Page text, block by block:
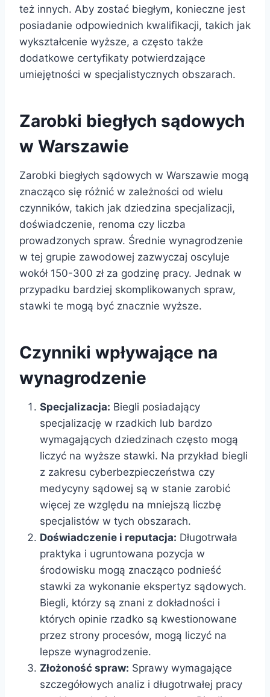
też innych. Aby zostać biegłym, konieczne jest
posiadanie odpowiednich kwalifikacji, takich jak
wykształcenie wyższe, a często także
dodatkowe certyfikaty potwierdzające
umiejętności w specjalistycznych obszarach.
Zarobki biegłych sądowych
w Warszawie
Zarobki biegłych sądowych w Warszawie mogą
znacząco się różnić w zależności od wielu
czynników, takich jak dziedzina specjalizacji,
doświadczenie, renoma czy liczba
prowadzonych spraw. Średnie wynagrodzenie
w tej grupie zawodowej zazwyczaj oscyluje
wokół 150-300 zł za godzinę pracy. Jednak w
przypadku bardziej skomplikowanych spraw,
stawki te mogą być znacznie wyższe.
Czynniki wpływające na
wynagrodzenie
Specjalizacja: Biegli posiadający
specjalizację w rzadkich lub bardzo
wymagających dziedzinach często mogą
liczyć na wyższe stawki. Na przykład biegli
z zakresu cyberbezpieczeństwa czy
medycyny sądowej są w stanie zarobić
więcej ze względu na mniejszą liczbę
specjalistów w tych obszarach.
Doświadczenie i reputacja: Długotrwała
praktyka i ugruntowana pozycja w
środowisku mogą znacząco podnieść
stawki za wykonanie ekspertyz sądowych.
Biegli, którzy są znani z dokładności i
których opinie rzadko są kwestionowane
przez strony procesów, mogą liczyć na
lepsze wynagrodzenie.
Złożoność spraw: Sprawy wymagające
szczegółowych analiz i długotrwałej pracy